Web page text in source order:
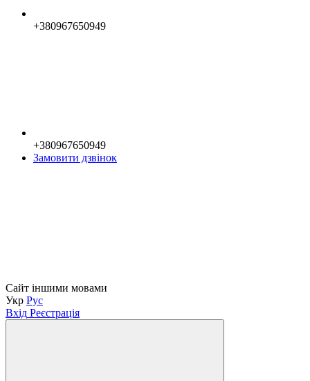
+380967650949
+380967650949
Замовити дзвінок
Сайт іншими мовами
Укр Рус
Вхід Реєстрація